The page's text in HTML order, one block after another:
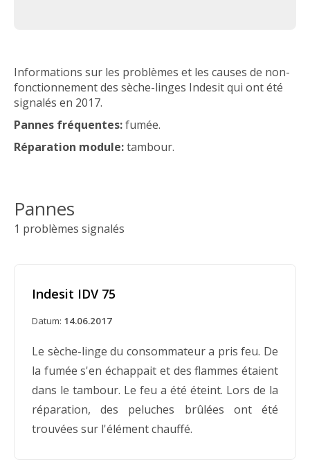
Informations sur les problèmes et les causes de non-
fonctionnement des sèche-linges Indesit qui ont été
signalés en 2017.
Pannes fréquentes:fumée.
Réparation module:tambour.
Pannes
1 problèmes signalés
Indesit IDV 75
Datum: 14.06.2017
Le sèche-linge du consommateur a pris feu. De
la fumée s'en échappait et des flammes étaient
dans le tambour. Le feu a été éteint. Lors de la
réparation, des peluches brûlées ont été
trouvées sur l'élément chauffé.